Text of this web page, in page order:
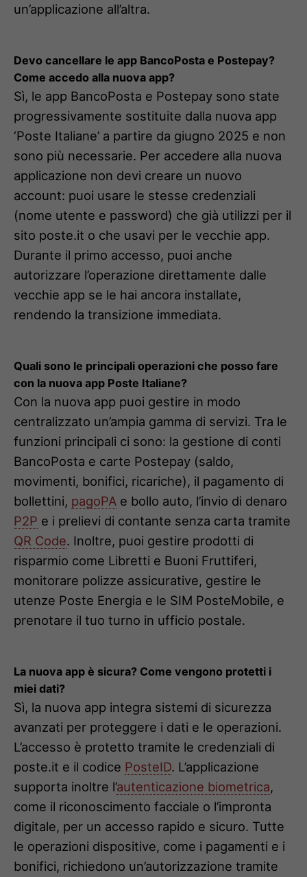
un’applicazione all’altra.
Devo cancellare le app BancoPosta e Postepay?
Come accedo alla nuova app?
Sì, le app BancoPosta e Postepay sono state
progressivamente sostituite dalla nuova app
‘Poste Italiane’ a partire da giugno 2025 e non
sono più necessarie. Per accedere alla nuova
applicazione non devi creare un nuovo
account: puoi usare le stesse credenziali
(nome utente e password) che già utilizzi per il
sito poste.it o che usavi per le vecchie app.
Durante il primo accesso, puoi anche
autorizzare l’operazione direttamente dalle
vecchie app se le hai ancora installate,
rendendo la transizione immediata.
Quali sono le principali operazioni che posso fare
con la nuova app Poste Italiane?
Con la nuova app puoi gestire in modo
centralizzato un’ampia gamma di servizi. Tra le
funzioni principali ci sono: la gestione di conti
BancoPosta e carte Postepay (saldo,
movimenti, bonifici, ricariche), il pagamento di
bollettini, pagoPA e bollo auto, l’invio di denaro
P2P e i prelievi di contante senza carta tramite
QR Code. Inoltre, puoi gestire prodotti di
risparmio come Libretti e Buoni Fruttiferi,
monitorare polizze assicurative, gestire le
utenze Poste Energia e le SIM PosteMobile, e
prenotare il tuo turno in ufficio postale.
La nuova app è sicura? Come vengono protetti i
miei dati?
Sì, la nuova app integra sistemi di sicurezza
avanzati per proteggere i dati e le operazioni.
L’accesso è protetto tramite le credenziali di
poste.it e il codice PosteID. L’applicazione
supporta inoltre l’autenticazione biometrica,
come il riconoscimento facciale o l’impronta
digitale, per un accesso rapido e sicuro. Tutte
le operazioni dispositive, come i pagamenti e i
bonifici, richiedono un’autorizzazione tramite